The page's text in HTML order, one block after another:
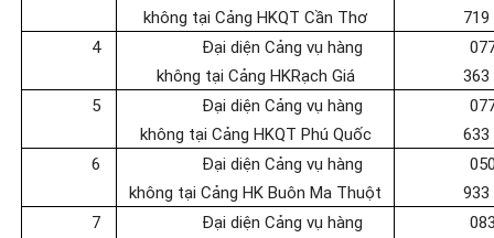
không tại Cảng HKQT Cần Thơ
719
4
Đại diện Cảng vụ hàng
không tại Cảng HKRạch Giá
363
5
Đại diện Cảng vụ hàng
không tại Cảng HKQT Phú Quốc
633
6
Đại diện Cảng vụ hàng
không tại Cảng HKBuôn Ma Thuột
933
7
Đại diện Cảng vụ hàng